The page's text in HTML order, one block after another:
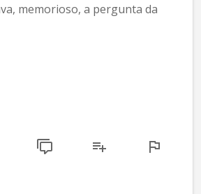
memorioso, a pergunta da